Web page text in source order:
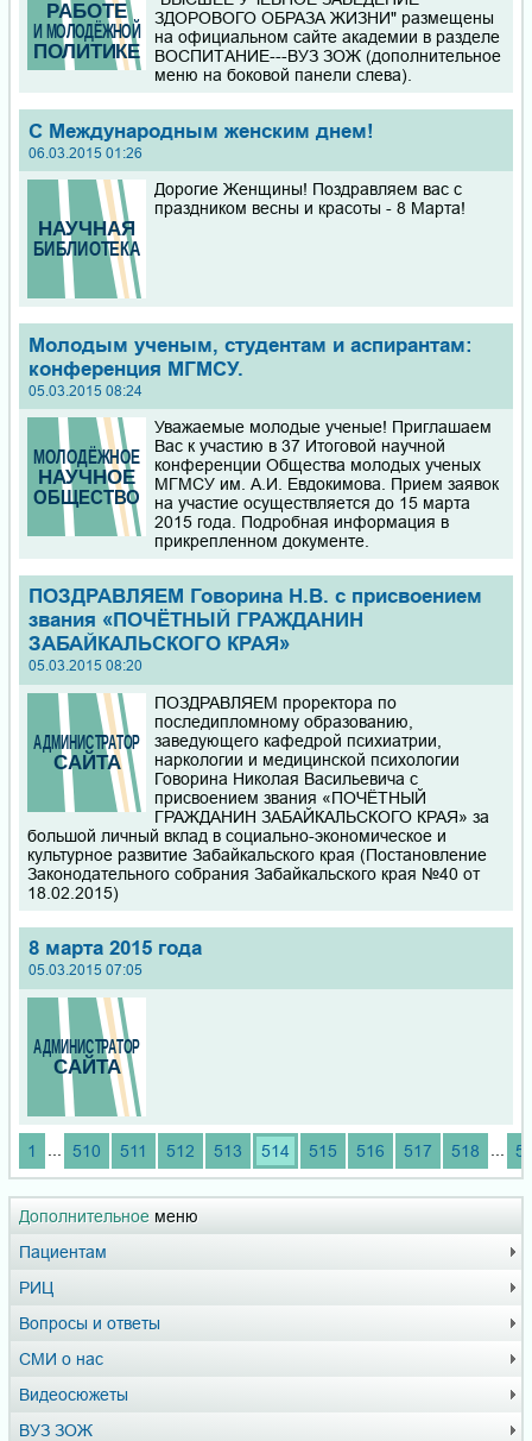
Дополнительное меню
Пациентам
РИЦ
Вопросы и ответы
СМИ о нас
Видеосюжеты
ВУЗ ЗОЖ
ЗДОРОВОГО ОБРАЗА ЖИЗНИ" размещены
на официальном сайте академии в разделе
ВОСПИТАНИЕ---ВУЗ ЗОЖ (дополнительное
меню на боковой панели слева).
С Международным женским днем!
06.03.2015 01:26
Дорогие Женщины! Поздравляем вас с
праздником весны и красоты - 8 Марта!
Молодым ученым, студентам и аспирантам:
конференция МГМСУ.
05.03.2015 08:24
Уважаемые молодые ученые! Приглашаем
Вас к участию в 37 Итоговой научной
конференции Общества молодых ученых
МГМСУ им. А.И. Евдокимова. Прием заявок
на участие осуществляется до 15 марта
2015 года. Подробная информация в
прикрепленном документе.
ПОЗДРАВЛЯЕМ Говорина Н.В. с присвоением
звания «ПОЧЁТНЫЙ ГРАЖДАНИН
ЗАБАЙКАЛЬСКОГО КРАЯ»
05.03.2015 08:20
ПОЗДРАВЛЯЕМ проректора по
последипломному образованию,
заведующего кафедрой психиатрии,
наркологии и медицинской психологии
Говорина Николая Васильевича с
присвоением звания «ПОЧЁТНЫЙ
ГРАЖДАНИН ЗАБАЙКАЛЬСКОГО КРАЯ» за
большой личный вклад в социально-экономическое и
культурное развитие Забайкальского края (Постановление
Законодательного собрания Забайкальского края №40 от
18.02.2015)
8 марта 2015 года
05.03.2015 07:05
1 510 511 512 513 514 515 516 517 518